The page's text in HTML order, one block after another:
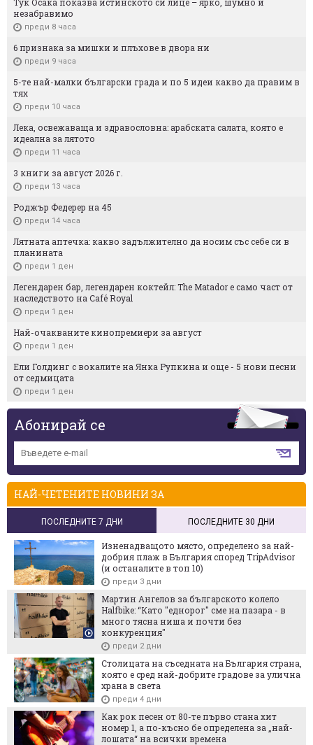
незабравимо
преди 8 часа
6 признака за мишки и плъхове в двора ни
преди 9 часа
5-те най-малки български градa и по 5 идеи какво да правим в
тях
преди 10 часа
Лека, освежаваща и здравословна: арабската салата, която е
идеална за лятото
преди 11 часа
3 книги за август 2026 г.
преди 13 часа
Роджър Федерер на 45
преди 14 часа
Лятната аптечка: какво задължително да носим със себе си в
планината
преди 1 ден
Легендарен бар, легендарен коктейл: The Matador е само част от
наследството на Café Royal
преди 1 ден
Най-очакваните кинопремиери за август
преди 1 ден
Ели Голдинг с вокалите на Янка Рупкина и още - 5 нови песни
от седмицата
преди 1 ден
Абонирай се
НАЙ-ЧЕТЕНИТЕ НОВИНИ ЗА
ПОСЛЕДНИТЕ 7 ДНИ ПОСЛЕДНИТЕ 30 ДНИ
Изненадващото място, определено за най-
добрия плаж в България според TripAdvisor
(и останалите в топ 10)
преди 3 дни
Мартин Ангелов за българското колело
Halfbike: “Като "еднорог" сме на пазара - в
много тясна ниша и почти без
конкуренция"
преди 2 дни
Столицата на съседната на България страна,
която е сред най-добрите градове за улична
храна в света
преди 4 дни
Как рок песен от 80-те първо стана хит
номер 1, а по-късно бе определена за „най-
лошата“ на всички времена